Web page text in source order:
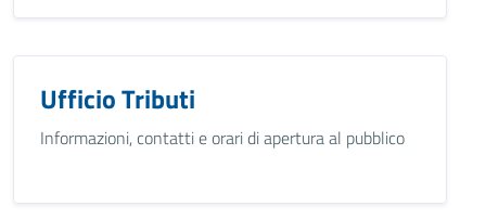
Ufficio Tributi
Informazioni, contatti e orari di apertura al pubblico